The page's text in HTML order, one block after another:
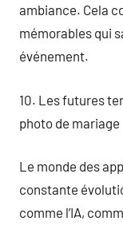
ambiance. Cela
mémorables qui
événement.
10. Les futures
photo de mariage
Le monde des
constante
comme l’IA,